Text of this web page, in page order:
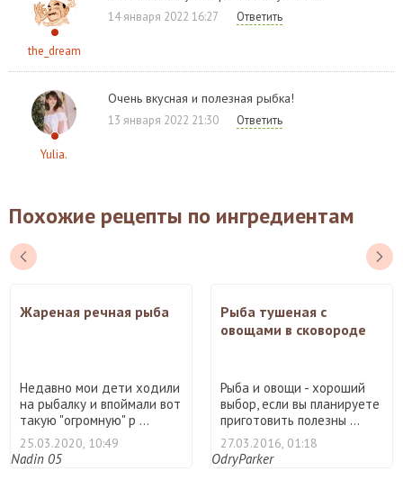
the_dream
14 января 2022 16:27 Ответить
Yulia.
Очень вкусная и полезная рыбка!
13 января 2022 21:30 Ответить
Похожие рецепты по ингредиентам
Жареная речная рыба
Недавно мои дети ходили
на рыбалку и впоймали вот
такую "огромную" р ...
25.03.2020, 10:49
Nadin 05
Рыба тушеная с
овощами в сковороде
Рыба и овощи - хороший
выбор, если вы планируете
приготовить полезны ...
27.03.2016, 01:18
OdryParker